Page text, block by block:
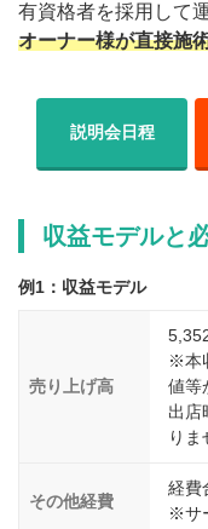
有資格者を採用して
オーナー様が直接施
説明会日程
収益モデルと
例1：収益モデル
売り上げ高
※本
値等
出店
りま
その他経費
経費
※サ